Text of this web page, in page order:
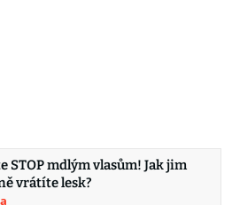
STOP mdlým vlasům! Jak jim
vrátíte lesk?